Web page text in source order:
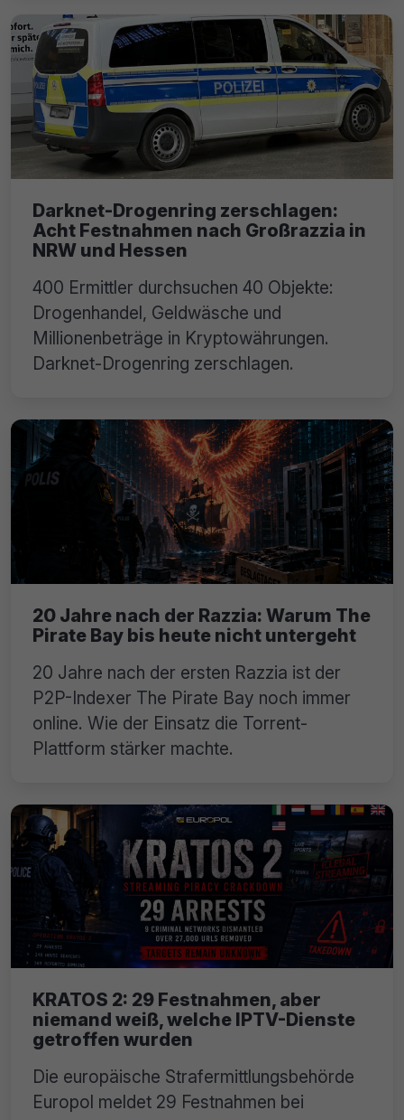
Darknet-Drogenring zerschlagen:
Acht Festnahmen nach Großrazzia in
NRW und Hessen
400 Ermittler durchsuchen 40 Objekte:
Drogenhandel, Geldwäsche und
Millionenbeträge in Kryptowährungen.
Darknet-Drogenring zerschlagen.
20 Jahre nach der Razzia: Warum The
Pirate Bay bis heute nicht untergeht
20 Jahre nach der ersten Razzia ist der
P2P-Indexer The Pirate Bay noch immer
online. Wie der Einsatz die Torrent-
Plattform stärker machte.
KRATOS 2: 29 Festnahmen, aber
niemand weiß, welche IPTV-Dienste
getroffen wurden
Die europäische Strafermittlungsbehörde
Europol meldet 29 Festnahmen bei